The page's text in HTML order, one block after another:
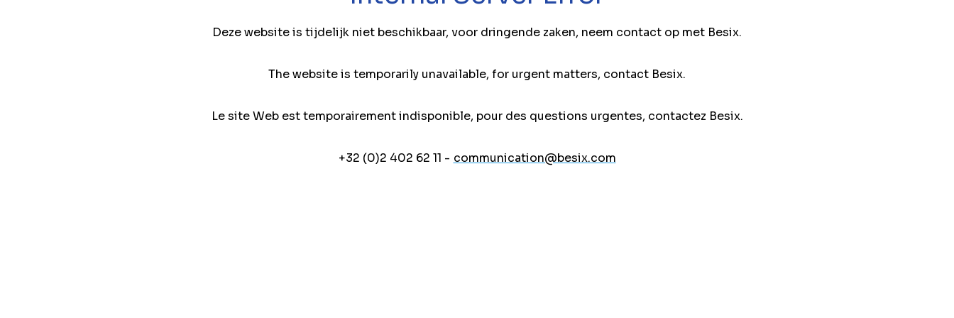
Deze website is tijdelijk niet beschikbaar, voor dringende zaken, neem contact op met Besix.
The website is temporarily unavailable, for urgent matters, contact Besix.
Le site Web est temporairement indisponible, pour des questions urgentes, contactez Besix.
+32 (0)2 402 62 11 - communication@besix.com